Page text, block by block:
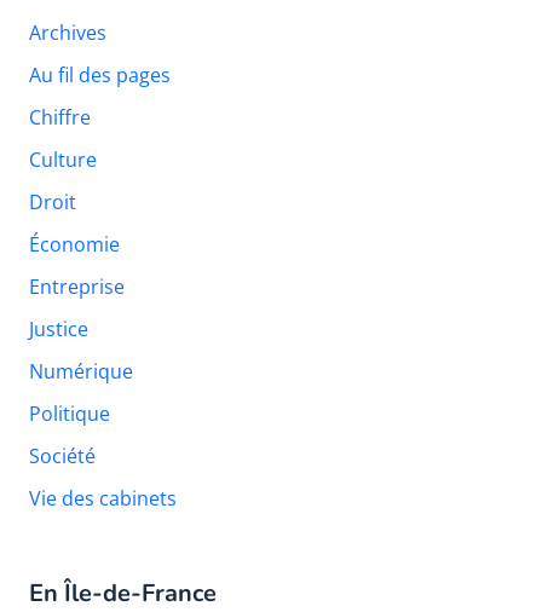
Archives
Au fil des pages
Chiffre
Culture
Droit
Économie
Entreprise
Justice
Numérique
Politique
Société
Vie des cabinets
En Île-de-France